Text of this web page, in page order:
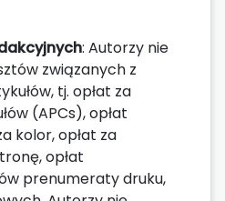
: Autorzy nie
związanych z
tj. opłat za
(APCs), opłat
kolor, opłat za
opłat
prenumeraty druku,